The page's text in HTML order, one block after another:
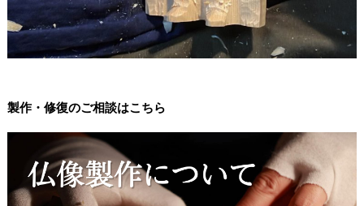
製作・修復のご相談はこちら